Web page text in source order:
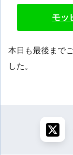
モッ
本日も最後まで
した。